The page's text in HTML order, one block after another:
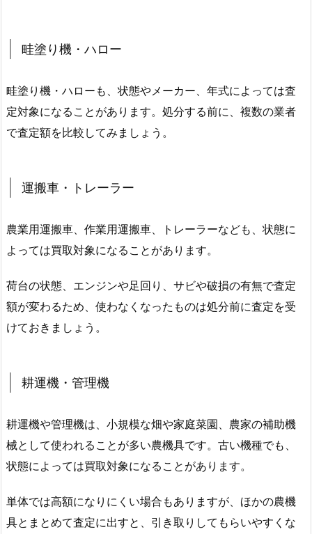
畦塗り機・ハロー
畦塗り機・ハローも、状態やメーカー、年式によっては査
定対象になることがあります。処分する前に、複数の業者
で査定額を比較してみましょう。
運搬車・トレーラー
農業用運搬車、作業用運搬車、トレーラーなども、状態に
よっては買取対象になることがあります。
荷台の状態、エンジンや足回り、サビや破損の有無で査定
額が変わるため、使わなくなったものは処分前に査定を受
けておきましょう。
耕運機・管理機
耕運機や管理機は、小規模な畑や家庭菜園、農家の補助機
械として使われることが多い農機具です。古い機種でも、
状態によっては買取対象になることがあります。
単体では高額になりにくい場合もありますが、ほかの農機
具とまとめて査定に出すと、引き取りしてもらいやすくな